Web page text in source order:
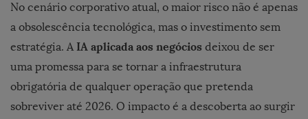
No cenário corporativo atual, o maior risco não é apenas
a obsolescência tecnológica, mas o investimento sem
estratégia. A IA aplicada aos negócios deixou de ser
uma promessa para se tornar a infraestrutura
obrigatória de qualquer operação que pretenda
sobreviver até 2026. O impacto é a descoberta ao surgir